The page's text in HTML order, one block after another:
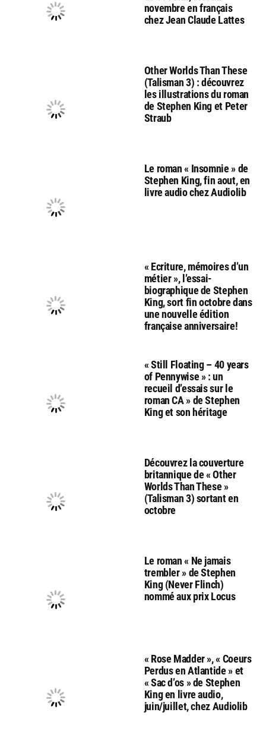
novembre en français
chez Jean Claude Lattes
Other Worlds Than These
(Talisman 3) : découvrez
les illustrations du roman
de Stephen King et Peter
Straub
Le roman « Insomnie » de
Stephen King, fin aout, en
livre audio chez Audiolib
« Ecriture, mémoires d’un
métier », l’essai-
biographique de Stephen
King, sort fin octobre dans
une nouvelle édition
française anniversaire!
« Still Floating – 40 years
of Pennywise » : un
recueil d’essais sur le
roman CA » de Stephen
King et son héritage
Découvrez la couverture
britannique de « Other
Worlds Than These »
(Talisman 3) sortant en
octobre
Le roman « Ne jamais
trembler » de Stephen
King (Never Flinch)
nommé aux prix Locus
« Rose Madder », « Coeurs
Perdus en Atlantide » et
« Sac d’os » de Stephen
King en livre audio,
juin/juillet, chez Audiolib